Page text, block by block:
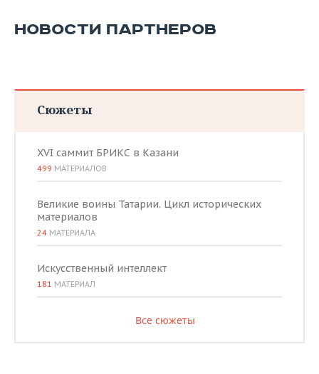
НОВОСТИ ПАРТНЕРОВ
Сюжеты
XVI саммит БРИКС в Казани
499 МАТЕРИАЛОВ
Великие воины Татарии. Цикл исторических
материалов
24 МАТЕРИАЛА
Искусственный интеллект
181 МАТЕРИАЛ
Все сюжеты